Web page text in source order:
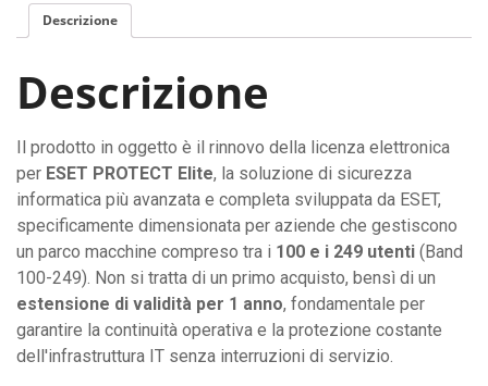
Descrizione
Descrizione
Il prodotto in oggetto è il rinnovo della licenza elettronica
per ESET PROTECT Elite, la soluzione di sicurezza
informatica più avanzata e completa sviluppata da ESET,
specificamente dimensionata per aziende che gestiscono
un parco macchine compreso tra i 100 e i 249 utenti (Band
100-249). Non si tratta di un primo acquisto, bensì di un
estensione di validità per 1 anno, fondamentale per
garantire la continuità operativa e la protezione costante
dell'infrastruttura IT senza interruzioni di servizio.